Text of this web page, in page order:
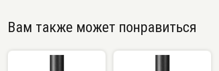
Вам также может понравиться